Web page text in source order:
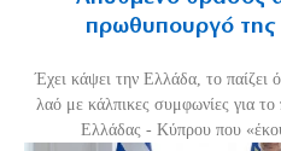
πρωθυπουργό της
Έχει κάψει την Ελλάδα, το παίζει
λαό με κάλπικες συμφωνίες για
Ελλάδας - Κύπρου που